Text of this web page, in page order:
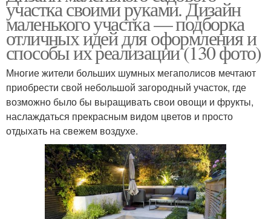
участка своими руками. Дизайн
маленького участка — подборка
отличных идей для оформления и
способы их реализации (130 фото)
Многие жители больших шумных мегаполисов мечтают
приобрести свой небольшой загородный участок, где
возможно было бы выращивать свои овощи и фрукты,
наслаждаться прекрасным видом цветов и просто
отдыхать на свежем воздухе.